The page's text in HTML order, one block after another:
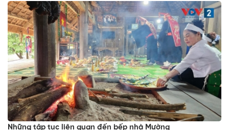
Những tập tục liên quan đến bếp nhà Mường